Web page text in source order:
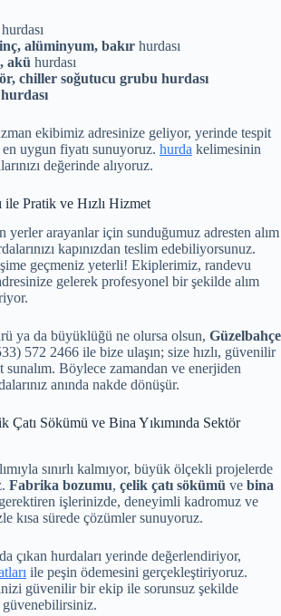
alüminyum, bakır hurdası
akü hurdası
chiller soğutucu grubu hurdası
ekibimiz adresinize geliyor, yerinde tespit
uygun fiyatı sunuyoruz. hurda kelimesinin
değerinde alıyoruz.
ile Pratik ve Hızlı Hizmet
yerler arayanlar için sunduğumuz adresten alım
kapınızdan teslim edebiliyorsunuz.
geçmeniz yeterli! Ekiplerimiz, randevu
gelerek profesyonel bir şekilde alım
ya da büyüklüğü ne olursa olsun, Güzelbahçe
572 2466 ile bize ulaşın; size hızlı, güvenilir
Böylece zamandan ve enerjiden
anında nakde dönüşür.
Çatı Sökümü ve Bina Yıkımında Sektör
sınırlı kalmıyor, büyük ölçekli projelerde
Fabrika bozumu, çelik çatı sökümü ve bina
işlerinizde, deneyimli kadromuz ve
kısa sürede çözümler sunuyoruz.
çıkan hurdaları yerinde değerlendiriyor,
ile peşin ödemesini gerçekleştiriyoruz.
güvenilir bir ekip ile sorunsuz şekilde